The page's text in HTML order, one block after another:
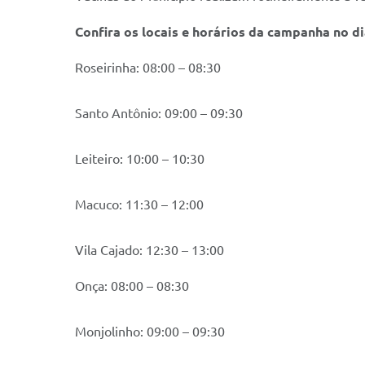
Confira os locais e horários da campanha no
Roseirinha: 08:00 – 08:30
Santo Antônio: 09:00 – 09:30
Leiteiro: 10:00 – 10:30
Macuco: 11:30 – 12:00
Vila Cajado: 12:30 – 13:00
Onça: 08:00 – 08:30
Monjolinho: 09:00 – 09:30